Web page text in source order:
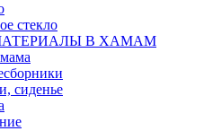
стекло
В ХАМАМ
сиденье